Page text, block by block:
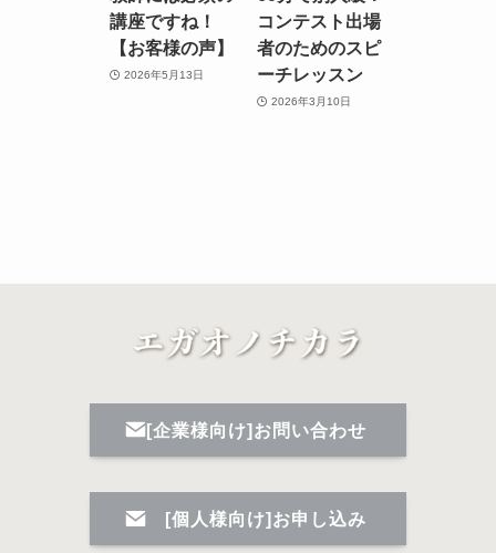
講座ですね！
【お客様の声】
2026年5月13日
コンテスト出場
者のためのスピ
ーチレッスン
2026年3月10日
[企業様向け]お問い合わせ
[個人様向け]お申し込み